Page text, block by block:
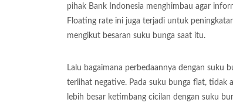
pihak Bank Indonesia menghimbau agar
Floating rate ini juga terjadi untuk
mengikut besaran suku bunga saat itu.
Lalu bagaimana perbedaannya dengan suku
terlihat negative. Pada suku bunga flat, tidak
lebih besar ketimbang cicilan dengan suku